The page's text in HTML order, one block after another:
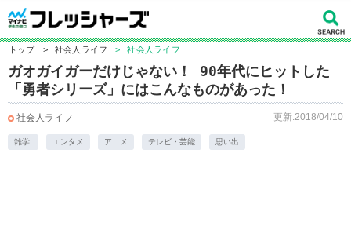
トップ > 社会人ライフ > 社会人ライフ
ガオガイガーだけじゃない！ 90年代にヒットした
「勇者シリーズ」にはこんなものがあった！
社会人ライフ 更新:2018/04/10
雑学. エンタメ アニメ テレビ・芸能 思い出